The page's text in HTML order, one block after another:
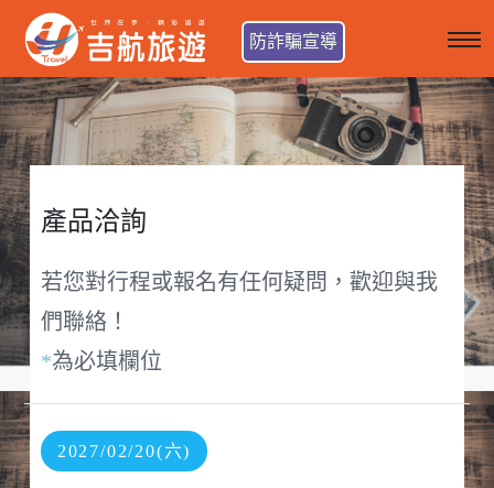
防詐騙宣導
產品洽詢
若您對行程或報名有任何疑問，歡迎與我
們聯絡！
*為必填欄位
2027/02/20(六)